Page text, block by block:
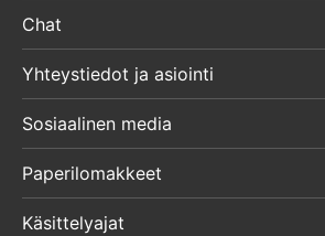
Chat
Yhteystiedot ja asiointi
Sosiaalinen media
Paperilomakkeet
Käsittelyajat